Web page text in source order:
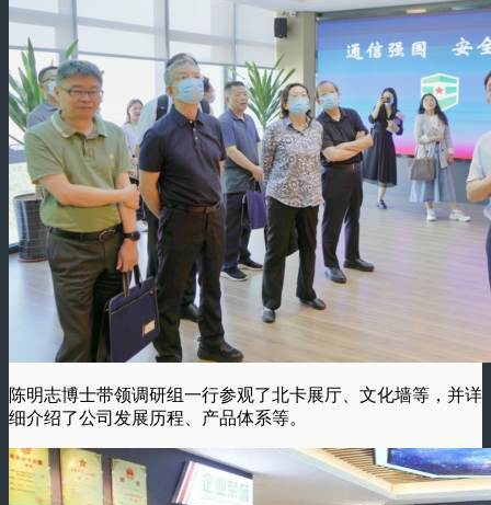
陈明志博士带领调研组一行参观了北卡展厅、文化墙等，并详
细介绍了公司发展历程、产品体系等。